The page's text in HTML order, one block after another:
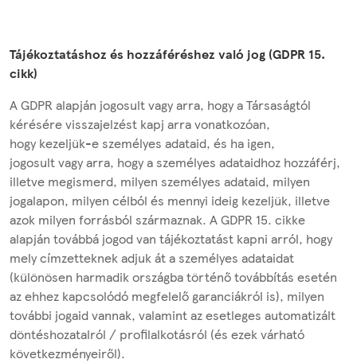
Tájékoztatáshoz és hozzáféréshez való jog (GDPR 15.
cikk)
A GDPR alapján jogosult vagy arra, hogy a Társaságtól
kérésére visszajelzést kapj arra vonatkozóan,
hogy kezeljük-e személyes adataid, és ha igen,
jogosult vagy arra, hogy a személyes adataidhoz hozzáférj,
illetve megismerd, milyen személyes adataid, milyen
jogalapon, milyen célból és mennyi ideig kezeljük, illetve
azok milyen forrásból származnak. A GDPR 15. cikke
alapján továbbá jogod van tájékoztatást kapni arról, hogy
mely címzetteknek adjuk át a személyes adataidat
(különösen harmadik országba történő továbbítás esetén
az ehhez kapcsolódó megfelelő garanciákról is), milyen
további jogaid vannak, valamint az esetleges automatizált
döntéshozatalról / profilalkotásról (és ezek várható
következményeiről).